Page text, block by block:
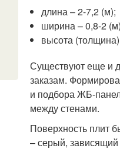
длина – 2-7,2 (м);
ширина – 0,8-2
высота
Существуют еще и
заказам.
и подбора ЖБ-
между стенами.
Поверхность плит
– серый,